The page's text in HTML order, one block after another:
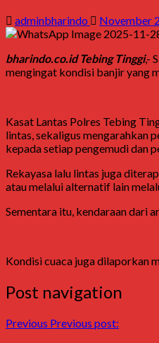
adminbharindo November
bharindo.co.id Tebing Tinggi,-
mengingat kondisi banjir yang
Kasat Lantas Polres Tebing
lintas, sekaligus mengarahkan
kepada setiap pengemudi dan
Rekayasa lalu lintas juga
atau melalui alternatif lain
Sementara itu, kendaraan dari
Kondisi cuaca juga dilaporkan
Post navigation
Previous Previous post: